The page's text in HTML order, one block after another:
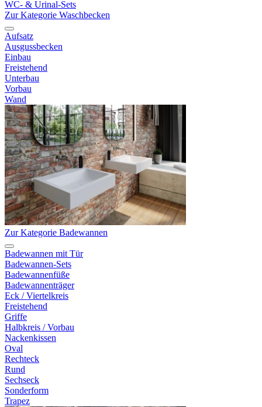
WC- & Urinal-Sets
Zur Kategorie Waschbecken
Aufsatz
Ausgussbecken
Einbau
Freistehend
Unterbau
Vorbau
Wand
Zur Kategorie Badewannen
Badewannen mit Tür
Badewannen-Sets
Badewannenfüße
Badewannenträger
Eck / Viertelkreis
Freistehend
Griffe
Halbkreis / Vorbau
Nackenkissen
Oval
Rechteck
Rund
Sechseck
Sonderform
Trapez